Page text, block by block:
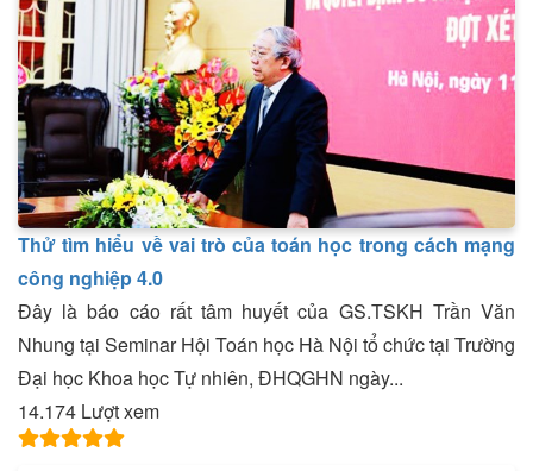
Thử tìm hiểu về vai trò của toán học trong cách mạng
công nghiệp 4.0
Đây là báo cáo rất tâm huyết của GS.TSKH Trần Văn
Nhung tại Seminar Hội Toán học Hà Nội tổ chức tại Trường
Đại học Khoa học Tự nhiên, ĐHQGHN ngày...
14.174 Lượt xem